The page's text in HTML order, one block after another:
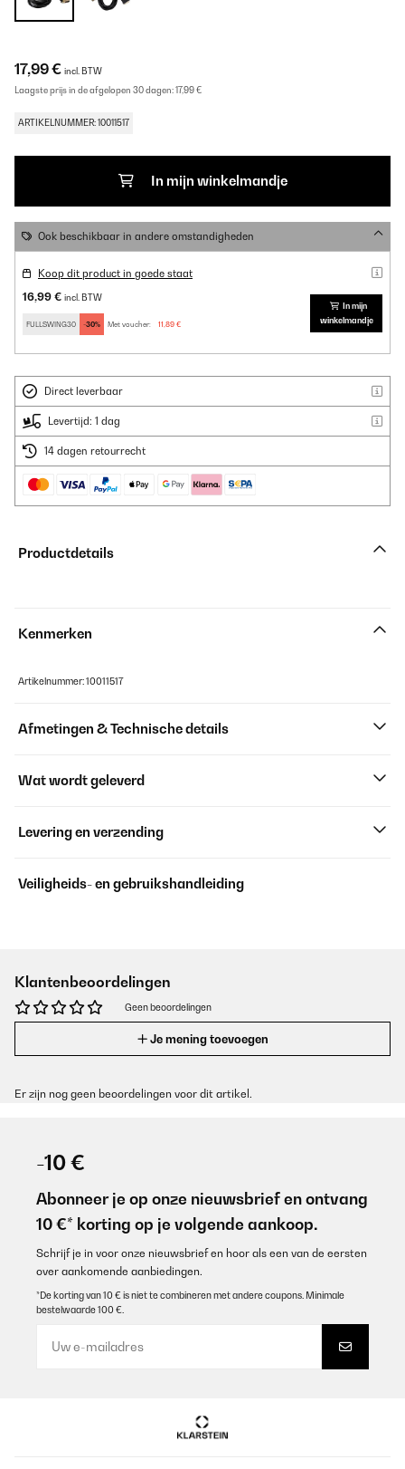
17,99 € incl. BTW
Laagste prijs in de afgelopen 30 dagen:17,99 €
ARTIKELNUMMER: 10011517
In mijn winkelmandje
Ook beschikbaar in andere omstandigheden
Koop dit product in goede staat
16,99 € incl. BTW
FULLSWING30 -30% Met voucher: 11,89 €
In mijn
winkelmandje
Direct leverbaar
Levertijd: 1 dag
14 dagen retourrecht
Productdetails
Kenmerken
Artikelnummer: 10011517
Afmetingen & Technische details
Wat wordt geleverd
Levering en verzending
Veiligheids- en gebruikshandleiding
Klantenbeoordelingen
Geen beoordelingen
Je mening toevoegen
Er zijn nog geen beoordelingen voor dit artikel.
-10 €
Abonneer je op onze nieuwsbrief en ontvang
10 €* korting op je volgende aankoop.
Schrijf je in voor onze nieuwsbrief en hoor als een van de eersten
over aankomende aanbiedingen.
*De korting van 10 € is niet te combineren met andere coupons. Minimale
bestelwaarde 100 €.